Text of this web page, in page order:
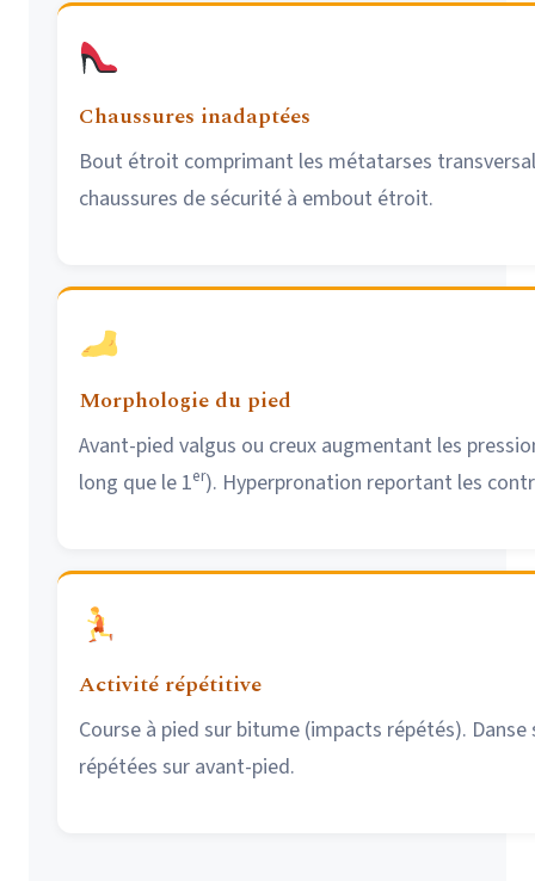
Chaussures inadaptées
Bout étroit comprimant les métatarses
chaussures de sécurité à embout étroit.
Morphologie du pied
Avant-pied valgus ou creux augmentant les
long que le 1er). Hyperpronation reportant les
Activité répétitive
Course à pied sur bitume (impacts répétés).
répétées sur avant-pied.